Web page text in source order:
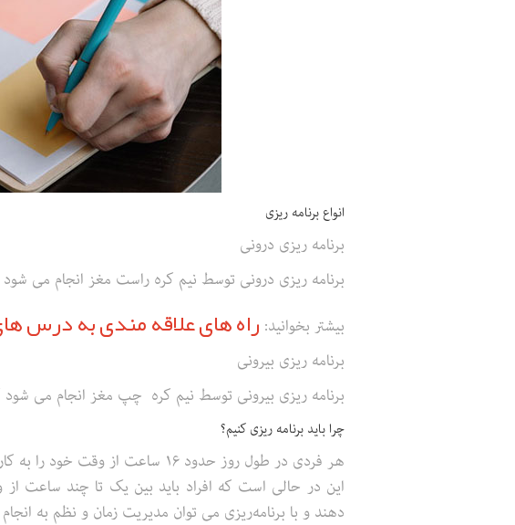
انواع برنامه ریزی
برنامه ریزی درونی
برنامه ریزی درونی توسط نیم کره راست مغز انجام می شود
بیشتر بخوانید: راه های علاقه مندی به درس
برنامه ریزی بیرونی
برنامه ریزی بیرونی توسط نیم کره چپ مغز انجام می
چرا باید برنامه ریزی کنیم؟
هر فردی در طول روز حدود ۱۶
این در حالی است که افراد باید بین یک تا چند ساعت
دهند و با برنامه‌ریزی می توان مدیریت زمان و نظم به